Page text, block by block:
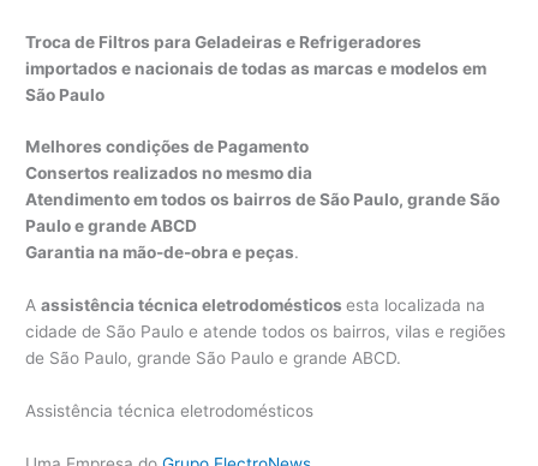
Troca de Filtros para Geladeiras e Refrigeradores
importados e nacionais de todas as marcas e modelos em
São Paulo
Melhores condições de Pagamento
Consertos realizados no mesmo dia
Atendimento em todos os bairros de São Paulo, grande São
Paulo e grande ABCD
Garantia na mão-de-obra e peças.
Aassistência técnica eletrodomésticosesta localizada na
cidade de São Paulo e atende todos os bairros, vilas e regiões
de São Paulo, grande São Paulo e grande ABCD.
Assistência técnica eletrodomésticos